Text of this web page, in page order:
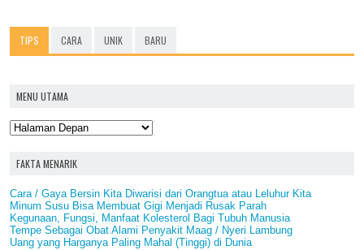
TIPS CARA UNIK BARU
MENU UTAMA
FAKTA MENARIK
Cara / Gaya Bersin Kita Diwarisi dari Orangtua atau Leluhur Kita
Minum Susu Bisa Membuat Gigi Menjadi Rusak Parah
Kegunaan, Fungsi, Manfaat Kolesterol Bagi Tubuh Manusia
Tempe Sebagai Obat Alami Penyakit Maag / Nyeri Lambung
Uang yang Harganya Paling Mahal (Tinggi) di Dunia